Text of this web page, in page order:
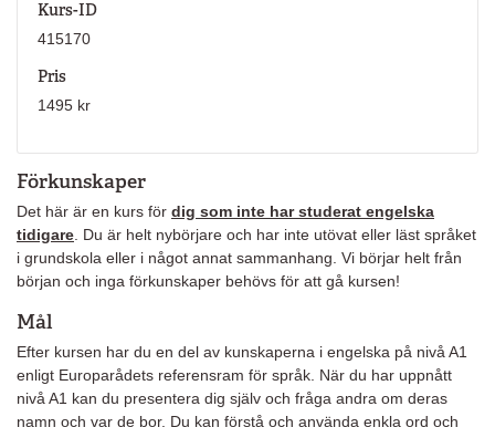
Förkunskaper
Det här är en kurs för dig som inte har studerat engelska
tidigare. Du är helt nybörjare och har inte utövat eller läst språket
i grundskola eller i något annat sammanhang. Vi börjar helt från
början och inga förkunskaper behövs för att gå kursen!
Mål
Efter kursen har du en del av kunskaperna i engelska på nivå A1
enligt Europarådets referensram för språk. När du har uppnått
nivå A1 kan du presentera dig själv och fråga andra om deras
namn och var de bor. Du kan förstå och använda enkla ord och
Kurs-ID
415170
Pris
1495 kr